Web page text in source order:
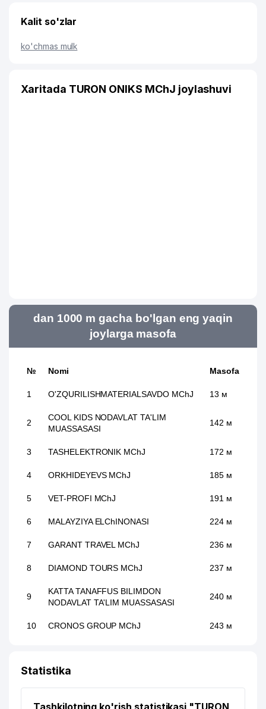
Kalit so'zlar
ko'chmas mulk
Xaritada TURON ONIKS MChJ joylashuvi
dan 1000 m gacha bo'lgan eng yaqin
joylarga masofa
№ Nomi Masofa
1 O'ZQURILISHMATERIALSAVDO MChJ 13 м
2
COOL KIDS NODAVLAT TA'LIM
MUASSASASI
142 м
3 TASHELEKTRONIK MChJ 172 м
4 ORKHIDEYEVS MChJ 185 м
5 VET-PROFI MChJ 191 м
6 MALAYZIYA ELChINONASI 224 м
7 GARANT TRAVEL MChJ 236 м
8 DIAMOND TOURS MChJ 237 м
9
KATTA TANAFFUS BILIMDON
NODAVLAT TA'LIM MUASSASASI
240 м
10 CRONOS GROUP MChJ 243 м
12
JET'AIME CLASSIC XUSUSIY
13 NAMUNA-DIYOR XIIChK 381 м
Statistika
Tashkilotning ko'rish statistikasi "TURON